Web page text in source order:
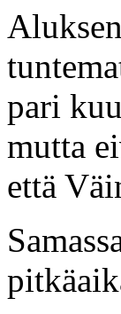
pari
mutta
että